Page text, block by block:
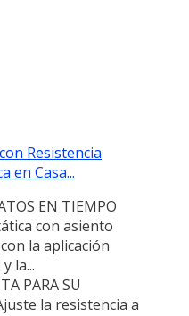
Resistencia
en Casa...
EN TIEMPO
con asiento
la aplicación
la...
PARA SU
la resistencia a